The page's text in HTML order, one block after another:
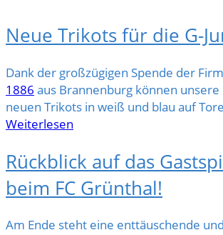
Neue Trikots für die G-
Dank der großzügigen Spende der
1886 aus Brannenburg können
neuen Trikots in weiß und blau auf
Weiterlesen
Rückblick auf das
beim FC Grünthal!
Am Ende steht eine enttäuschende